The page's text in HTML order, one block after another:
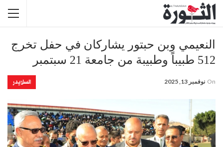
النعيمي وبن حبتور يشاركان في حفل تخرج
512 طبيباً وطبيبة من جامعة 21 سبتمبر
السلايدر On نوفمبر 13, 2025